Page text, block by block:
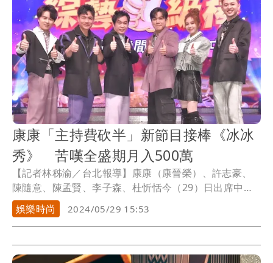
康康「主持費砍半」新節目接棒《冰冰
秀》 苦嘆全盛期月入500萬
【記者林秭渝／台北報導】康康（康晉榮）、許志豪、
陳隨意、陳孟賢、李子森、杜忻恬今（29）日出席中視
週...
娛樂時尚 2024/05/29 15:53